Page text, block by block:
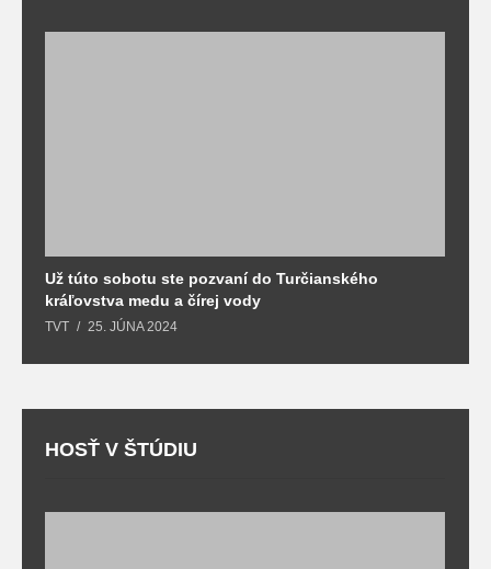
Už túto sobotu ste pozvaní do Turčianského
kráľovstva medu a čírej vody
TVT 25. JÚNA 2024
HOSŤ V ŠTÚDIU